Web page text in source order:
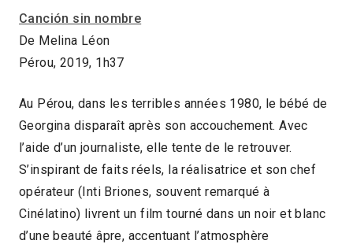
Canción sin nombre
De Melina Léon
Pérou, 2019, 1h37
Au Pérou, dans les terribles années 1980, le bébé de
Georgina disparaît après son accouchement. Avec
l’aide d’un journaliste, elle tente de le retrouver.
S’inspirant de faits réels, la réalisatrice et son chef
opérateur (Inti Briones, souvent remarqué à
Cinélatino) livrent un film tourné dans un noir et blanc
d’une beauté âpre, accentuant l’atmosphère